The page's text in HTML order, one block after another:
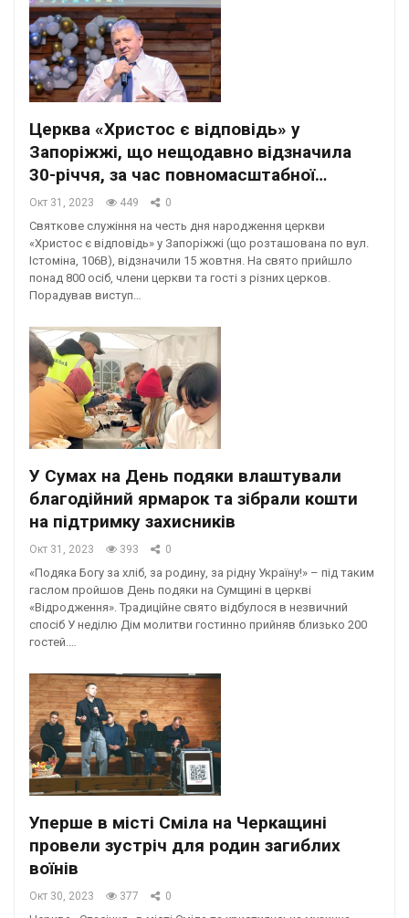
Церква «Христос є відповідь» у
Запоріжжі, що нещодавно відзначила
30-річчя, за час повномасштабної…
Окт 31, 2023 449 0
Святкове служіння на честь дня народження церкви
«Христос є відповідь» у Запоріжжі (що розташована по вул.
Істоміна, 106В), відзначили 15 жовтня. На свято прийшло
понад 800 осіб, члени церкви та гості з різних церков.
Порадував виступ…
У Сумах на День подяки влаштували
благодійний ярмарок та зібрали кошти
на підтримку захисників
Окт 31, 2023 393 0
«Подяка Богу за хліб, за родину, за рідну Україну!» – під таким
гаслом пройшов День подяки на Сумщині в церкві
«Відродження». Традиційне свято відбулося в незвичний
спосіб У неділю Дім молитви гостинно прийняв близько 200
гостей.…
Уперше в місті Сміла на Черкащині
провели зустріч для родин загиблих
воїнів
Окт 30, 2023 377 0